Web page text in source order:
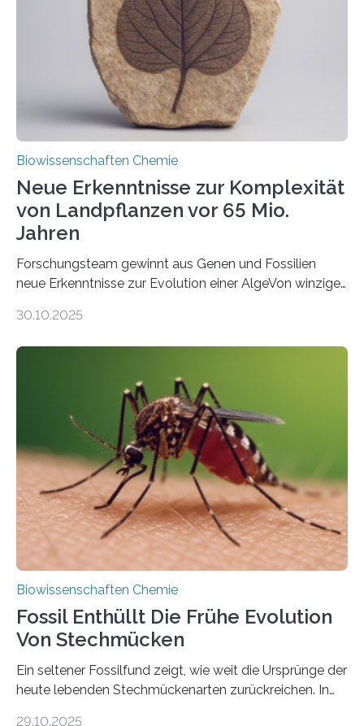
Saccharomyces cerevisiae entdeckt, der für die
Funktionsfähigkeit der Organellen entscheidend ist. Die
Studie wurde am 28. Oktober 2025 in der
Fachzeitschrift…
Biowissenschaften Chemie
Neue Erkenntnisse zur Komplexität
von Landpflanzen vor 65 Mio.
Jahren
Forschungsteam gewinnt aus Genen und Fossilien
neue Erkenntnisse zur Evolution einer AlgeVon winzigen
Landpflanzen zählen zu den komplexesten
Grünalgen, die vor Hunderten von Millionen Jahren
lebten. Unter den Vorfahren sticht eine Gruppe heraus,
die noch heute in der Natur vorkommt: die
Süßwasseralge Coleochaetophyceae. Einige Arten
dieser Gruppe bilden aus Zellfäden dichte Geflechte
mit scheibenförmiger Gestalt. Was auffällig ist: Die
nächsten…
30.10.2025
Biowissenschaften Chemie
Fossil Enthüllt Die Frühe Evolution
Von Stechmücken
Ein seltener Fossilfund zeigt, wie weit die Ursprünge der
heute lebenden Stechmückenarten zurückreichen. In
29.10.2025